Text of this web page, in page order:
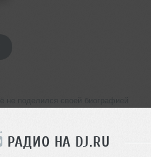
РАДИО НА DJ.RU